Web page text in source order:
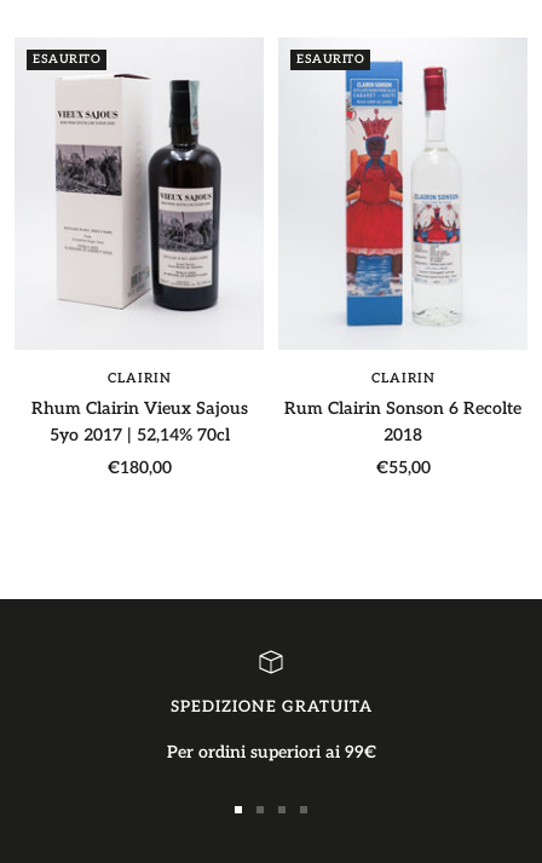
ESAURITO
CLAIRIN
Rhum Clairin Vieux Sajous
5yo 2017 | 52,14% 70cl
Prezzo
€180,00
ESAURITO
CLAIRIN
Rum Clairin Sonson 6 Recolte
2018
Prezzo
€55,00
SPEDIZIONE GRATUITA
Per ordini superiori ai 99€